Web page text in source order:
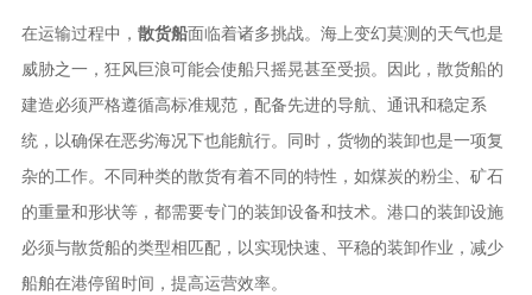
在运输过程中， 散货船面临着诸多挑战。海上变幻莫测的天气也是
威胁之一，狂风巨浪可能会使船只摇晃甚至受损。因此，散货船的
建造必须严格遵循高标准规范，配备先进的导航、通讯和稳定系
统，以确保在恶劣海况下也能航行。同时，货物的装卸也是一项复
杂的工作。不同种类的散货有着不同的特性，如煤炭的粉尘、矿石
的重量和形状等，都需要专门的装卸设备和技术。港口的装卸设施
必须与散货船的类型相匹配，以实现快速、平稳的装卸作业，减少
船舶在港停留时间，提高运营效率。